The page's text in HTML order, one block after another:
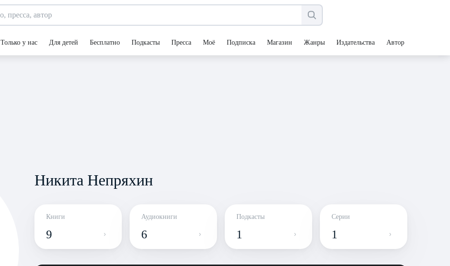
Только у нас Для детей Бесплатно Подкасты Пресса Моё Подписка Магазин Жанры Издательства Авторы
Никита Непряхин
Книги
9
Аудиокниги
6
Подкасты
1
Серии
1